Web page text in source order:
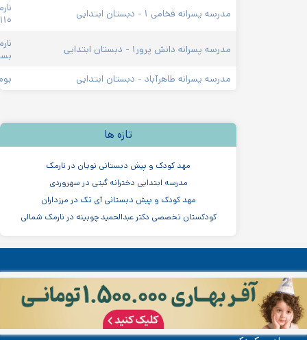
مدرسه پسرانه فخامی ۱ - دبستان ابتدایی
۱۱۰
مدرسه پسرانه دانش پرور۱ - دبستان ابتدایی
مدرسه پسرانه طاهرآباد - دبستان ابتدایی
تازه ها
مهد کودک و پیش دبستانی نویان در نارمک
مدرسه ابتدایی دخترانه گیتی در سهروردی
مهد کودک و پیش دبستانی آی تک در مرزداران
کودکستان تخصصی دکتر عبدالحمید چوبینه در نارمک شمالی
مهدکودک و پیش دبستانی چیستا در جردن
مهدکودک و پیش دبستانی دو زبانه آرین ۳
موسسه اندیشه کیان ابر سفید در ظفر
لیست مدارس تهران
لیست تمام مهدکودک ها